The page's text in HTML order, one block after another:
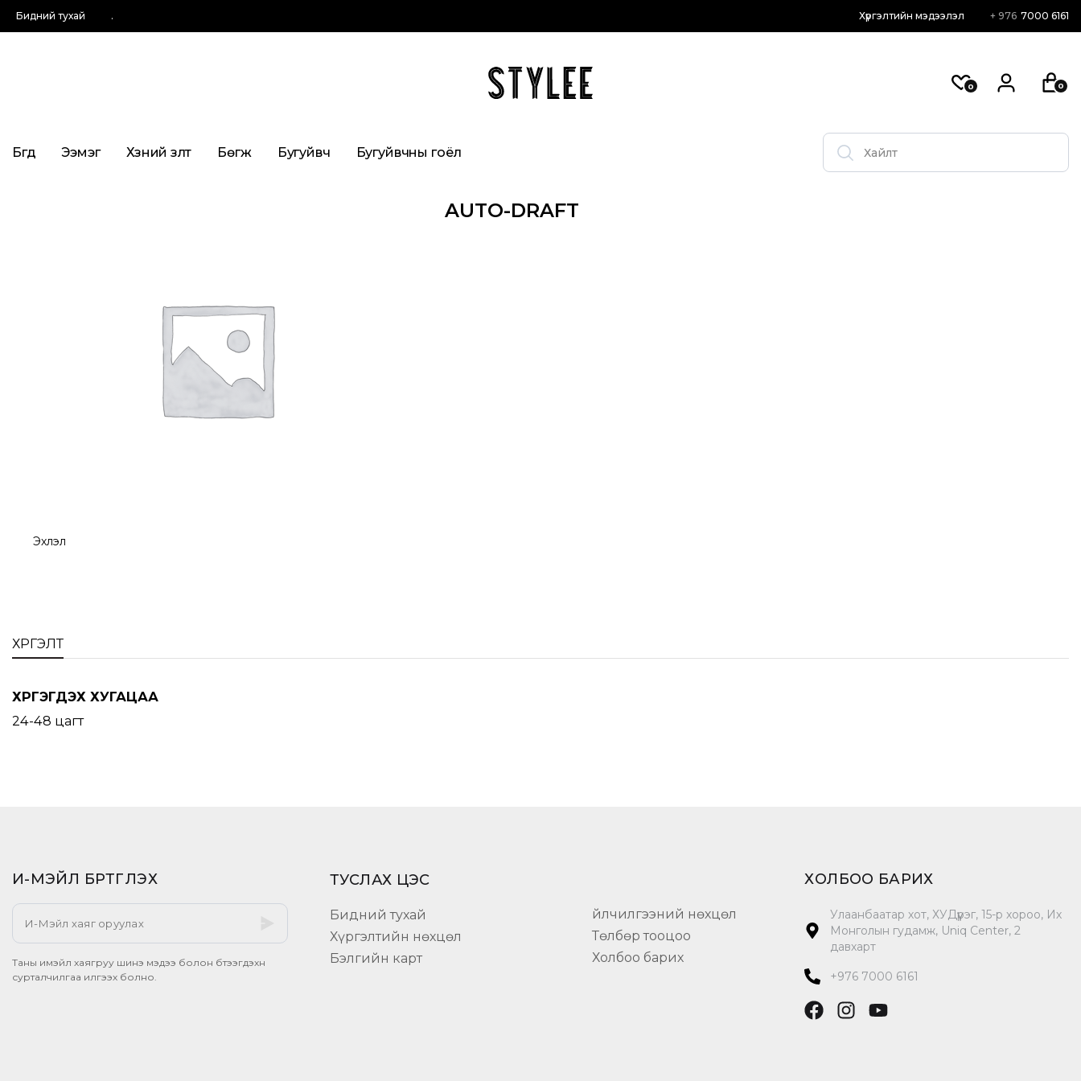
Бидний тухай . Хүргэлтийн мэдээлэл + 976 7000 6161
0 0
Бүгд Ээмэг Хүзүүний зүүлт Бөгж Бугуйвч Бугуйвчны гоёл
AUTO-DRAFT
Эхлэл
ХҮРГЭЛТ
ХҮРГЭГДЭХ ХУГАЦАА
24-48 цагт
И-МЭЙЛ БҮРТГҮҮЛЭХ​
Таны имэйл хаягруу шинэ мэдээ болон бүтээгдэхүүн
сурталчилгаа илгээх болно.
ТУСЛАХ ЦЭС
Бидний тухай
Хүргэлтийн нөхцөл
Бэлгийн карт
Үйлчилгээний нөхцөл
Төлбөр тооцоо
Холбоо барих
ХОЛБОО БАРИХ
Улаанбаатар хот, ХУДүүрэг, 15-р хороо, Их
Монголын гудамж, Uniq Center, 2
давхарт
+976 7000 6161